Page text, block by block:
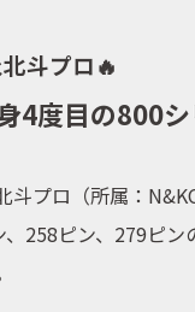
斗プロ🔥
4度目の800
斗プロ（所属：
258ピン、279ピ